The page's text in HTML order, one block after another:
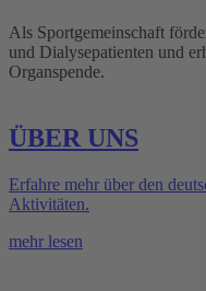
Als Sportgemeinschaft
und Dialysepatienten und
Organspende.
ÜBER UNS
Erfahre mehr über den
Aktivitäten.
mehr lesen